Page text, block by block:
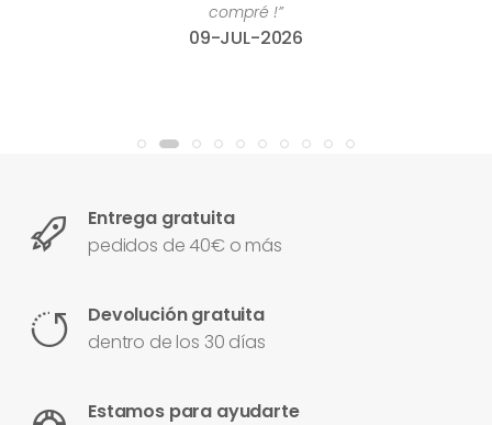
compré !”
09-JUL-2026
Entrega gratuita
pedidos de 40€ o más
Devolución gratuita
dentro de los 30 días
Estamos para ayudarte